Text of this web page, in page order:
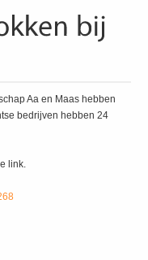
Aa en Maas hebben
bedrijven hebben 24
link.